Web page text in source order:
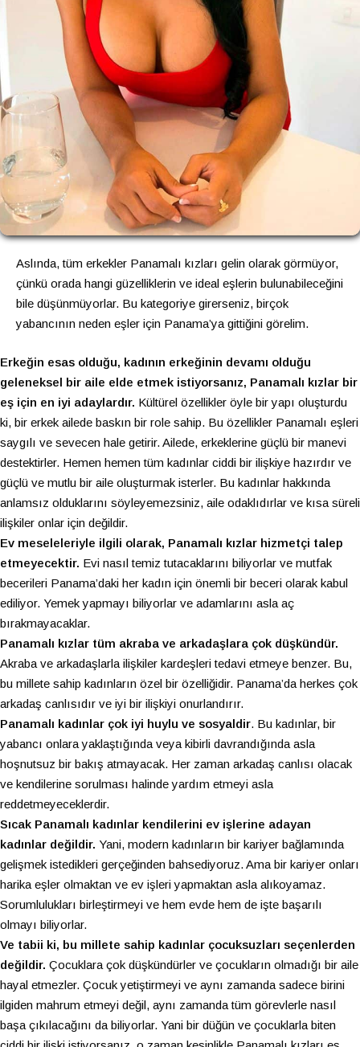
Aslında, tüm erkekler Panamalı kızları gelin olarak görmüyor,
çünkü orada hangi güzelliklerin ve ideal eşlerin bulunabileceğini
bile düşünmüyorlar. Bu kategoriye girerseniz, birçok
yabancının neden eşler için Panama’ya gittiğini görelim.
Erkeğin esas olduğu, kadının erkeğinin devamı olduğu
geleneksel bir aile elde etmek istiyorsanız, Panamalı kızlar bir
eş için en iyi adaylardır. Kültürel özellikler öyle bir yapı oluşturdu
ki, bir erkek ailede baskın bir role sahip. Bu özellikler Panamalı eşleri
saygılı ve sevecen hale getirir. Ailede, erkeklerine güçlü bir manevi
destektirler. Hemen hemen tüm kadınlar ciddi bir ilişkiye hazırdır ve
güçlü ve mutlu bir aile oluşturmak isterler. Bu kadınlar hakkında
anlamsız olduklarını söyleyemezsiniz, aile odaklıdırlar ve kısa süreli
ilişkiler onlar için değildir.
Ev meseleleriyle ilgili olarak, Panamalı kızlar hizmetçi talep
etmeyecektir. Evi nasıl temiz tutacaklarını biliyorlar ve mutfak
becerileri Panama’daki her kadın için önemli bir beceri olarak kabul
ediliyor. Yemek yapmayı biliyorlar ve adamlarını asla aç
bırakmayacaklar.
Panamalı kızlar tüm akraba ve arkadaşlara çok düşkündür.
Akraba ve arkadaşlarla ilişkiler kardeşleri tedavi etmeye benzer. Bu,
bu millete sahip kadınların özel bir özelliğidir. Panama’da herkes çok
arkadaş canlısıdır ve iyi bir ilişkiyi onurlandırır.
Panamalı kadınlar çok iyi huylu ve sosyaldir. Bu kadınlar, bir
yabancı onlara yaklaştığında veya kibirli davrandığında asla
hoşnutsuz bir bakış atmayacak. Her zaman arkadaş canlısı olacak
ve kendilerine sorulması halinde yardım etmeyi asla
reddetmeyeceklerdir.
Sıcak Panamalı kadınlar kendilerini ev işlerine adayan
kadınlar değildir. Yani, modern kadınların bir kariyer bağlamında
gelişmek istedikleri gerçeğinden bahsediyoruz. Ama bir kariyer onları
harika eşler olmaktan ve ev işleri yapmaktan asla alıkoyamaz.
Sorumlulukları birleştirmeyi ve hem evde hem de işte başarılı
olmayı biliyorlar.
Ve tabii ki, bu millete sahip kadınlar çocuksuzları seçenlerden
değildir. Çocuklara çok düşkündürler ve çocukların olmadığı bir aile
hayal etmezler. Çocuk yetiştirmeyi ve aynı zamanda sadece birini
ilgiden mahrum etmeyi değil, aynı zamanda tüm görevlerle nasıl
başa çıkılacağını da biliyorlar. Yani bir düğün ve çocuklarla biten